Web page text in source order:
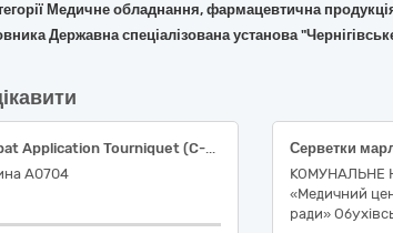
Медичне обладнання, фармацевтична
Державна спеціалізована установа
Турнікети Combat Application Tourniquet (C-A-T) – Trainer Blue, Generation 7
А0704
КОМУНАЛЬНЕ
«Медичний
ради»